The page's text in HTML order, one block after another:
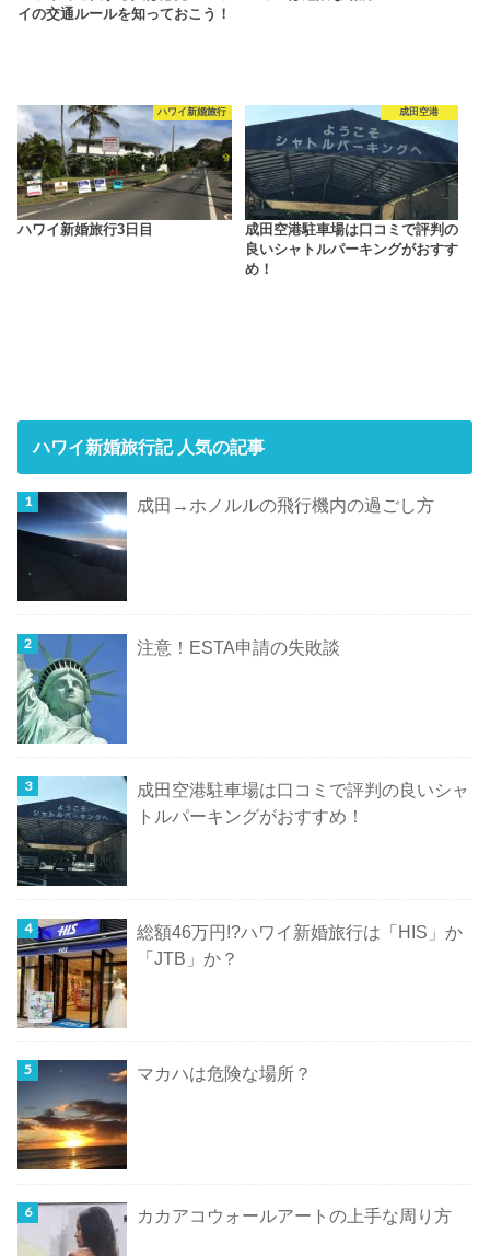
イの交通ルールを知っておこう！
ハワイ新婚旅行
ハワイ新婚旅行3日目
成田空港
成田空港駐車場は口コミで評判の
良いシャトルパーキングがおすす
め！
ハワイ新婚旅行記 人気の記事
成田→ホノルルの飛行機内の過ごし方
注意！ESTA申請の失敗談
成田空港駐車場は口コミで評判の良いシャ
トルパーキングがおすすめ！
総額46万円!?ハワイ新婚旅行は「HIS」か
「JTB」か？
マカハは危険な場所？
カカアコウォールアートの上手な周り方